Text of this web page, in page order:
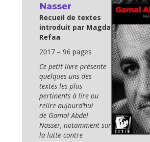
Nasser
Recueil de textes
introduit par Magda
Refaa
2017 – 96 pages
Ce petit livre présente
quelques-uns des
textes les plus
pertinents à lire ou
relire aujourd’hui
de Gamal Abdel
Nasser, notamment sur
la lutte contre